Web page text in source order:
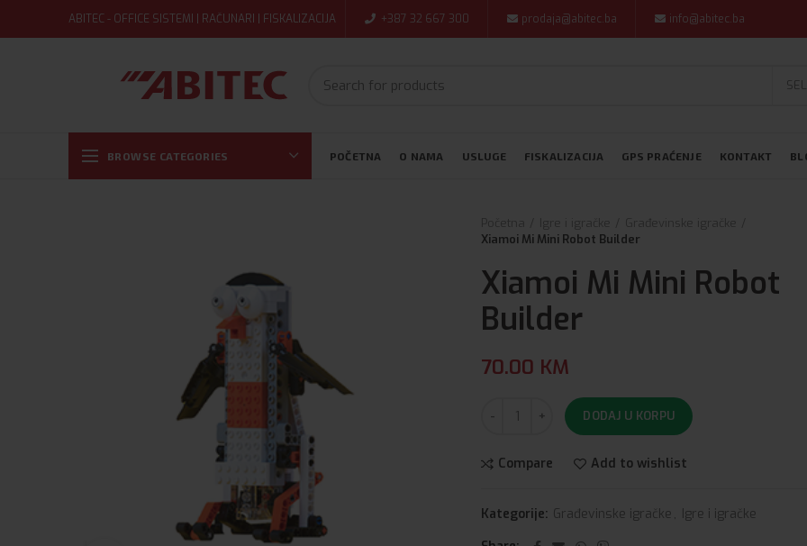
ABITEC - OFFICE SISTEMI | RAČUNARI | FISKALIZACIJA +387 32 667 300 prodaja@abitec.ba info@abitec.ba
BROWSE CATEGORIES POČETNA O NAMA USLUGE FISKALIZACIJA GPS PRAĆENJE KONTAKT
Xiamoi Mi Mini Robot Builder
Xiamoi Mi Mini Robot
Builder
70.00 KM
DODAJ U KORPU
Compare Add to wishlist
Kategorije: Građevinske igračke , Igre i igračke